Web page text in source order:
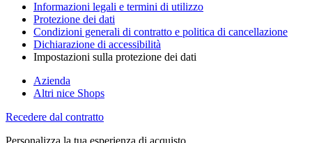
Informazioni legali e termini di utilizzo
Protezione dei dati
Condizioni generali di contratto e politica di cancellazione
Dichiarazione di accessibilità
Impostazioni sulla protezione dei dati
Azienda
Altri nice Shops
Recedere dal contratto
Personalizza la tua esperienza di acquisto